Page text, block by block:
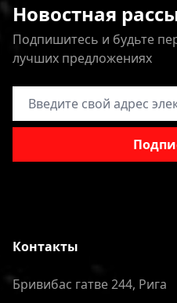
Новостная
Подпишитесь и будьте
лучших предложениях
Адрес электронной почты
Контакты
Бривибас гатве 244, Рига